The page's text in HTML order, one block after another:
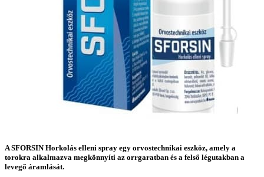
A SFORSIN Horkolás elleni spray egy orvostechnikai eszköz, amely a
torokra alkalmazva megkönnyíti az orrgaratban és a felső légutakban a
levegő áramlását.